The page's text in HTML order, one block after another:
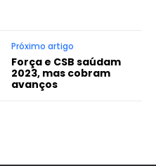
Próximo artigo
Força e CSB saúdam
2023, mas cobram
avanços